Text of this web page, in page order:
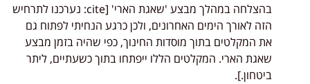
בהצלחה במהלך מבצע 'שאגת הארי' [cite: נערכנו לתרחיש
הזה לאורך הימים האחרונים, ולכן כרגע הנחיתי לפתוח גם
את המקלטים בתוך מוסדות החינוך, כפי שהיה בזמן מבצע
שאגת הארי. המקלטים הללו ייפתחו בתוך כשעתיים, ליתר
ביטחון.].